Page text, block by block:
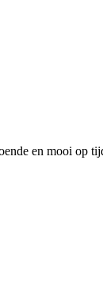
en mooi op